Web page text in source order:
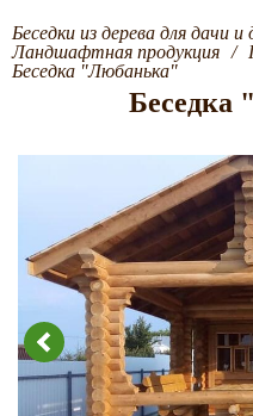
Беседки из дерева для дачи и
Ландшафтная продукция /
Беседка "Любанька"
Беседка